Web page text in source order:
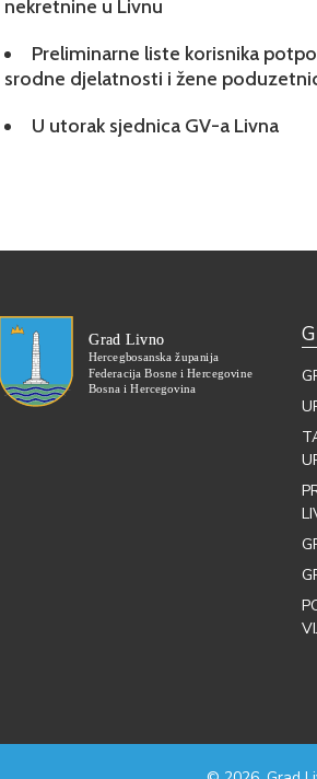
nekretnine u Livnu
Preliminarne liste korisnika
srodne djelatnosti i žene
U utorak sjednica GV-a Livna